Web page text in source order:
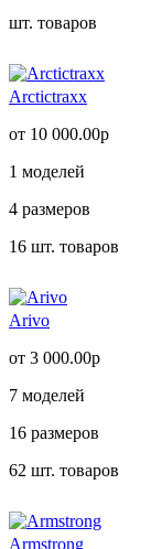
шт. товаров
Arctictraxx
от 10 000.00р
1 моделей
4 размеров
16 шт. товаров
Arivo
от 3 000.00р
7 моделей
16 размеров
62 шт. товаров
Armstrong